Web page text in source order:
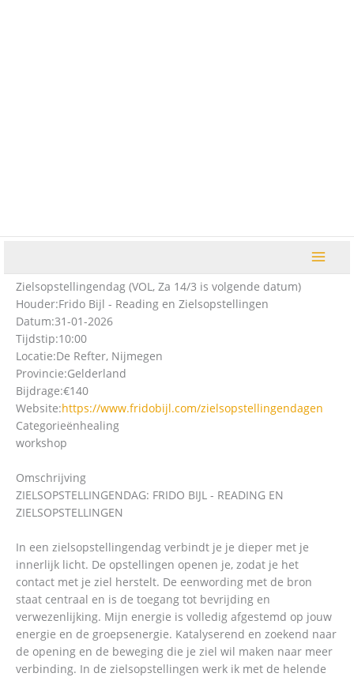
Zielsopstellingendag (VOL, Za 14/3 is volgende datum)
Houder:Frido Bijl - Reading en Zielsopstellingen
Datum:31-01-2026
Tijdstip:10:00
Locatie:De Refter, Nijmegen
Provincie:Gelderland
Bijdrage:€140
Website:https://www.fridobijl.com/zielsopstellingendagen
Categorieënhealing
workshop
Omschrijving
ZIELSOPSTELLINGENDAG: FRIDO BIJL - READING EN
ZIELSOPSTELLINGEN
In een zielsopstellingendag verbindt je je dieper met je
innerlijk licht. De opstellingen openen je, zodat je het
contact met je ziel herstelt. De eenwording met de bron
staat centraal en is de toegang tot bevrijding en
verwezenlijking. Mijn energie is volledig afgestemd op jouw
energie en de groepsenergie. Katalyserend en zoekend naar
de opening en de beweging die je ziel wil maken naar meer
verbinding. In de zielsopstellingen werk ik met de helende